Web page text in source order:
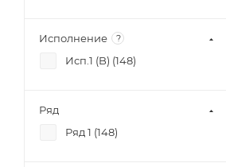
Исполнение ?
Исп.1 (B) (148)
Ряд
Ряд 1 (148)